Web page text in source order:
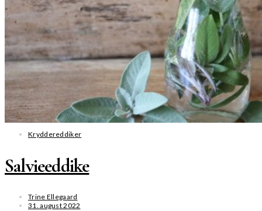
Kryddereddiker
Salvieeddike
Trine Ellegaard
31. august 2022